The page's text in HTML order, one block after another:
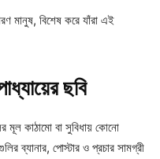
মানুষ, বিশেষ করে যাঁরা এই
ছবি
মূল কাঠামো বা সুবিধায় কোনো
ব্যানার, পোস্টার ও প্রচার সামগ্রী